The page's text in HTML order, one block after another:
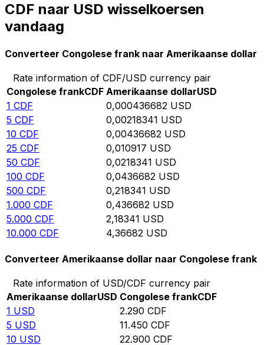
CDF naar USD wisselkoersen
vandaag
Converteer Congolese frank naar Amerikaanse dollar
Rate information of CDF/USD currency pair
Congolese frankCDF Amerikaanse dollarUSD
1 CDF 0,000436682 USD
5 CDF 0,00218341 USD
10 CDF 0,00436682 USD
25 CDF 0,010917 USD
50 CDF 0,0218341 USD
100 CDF 0,0436682 USD
500 CDF 0,218341 USD
1.000 CDF 0,436682 USD
5.000 CDF 2,18341 USD
10.000 CDF 4,36682 USD
Converteer Amerikaanse dollar naar Congolese frank
Rate information of USD/CDF currency pair
Amerikaanse dollarUSD Congolese frankCDF
1 USD 2.290 CDF
5 USD 11.450 CDF
10 USD 22.900 CDF